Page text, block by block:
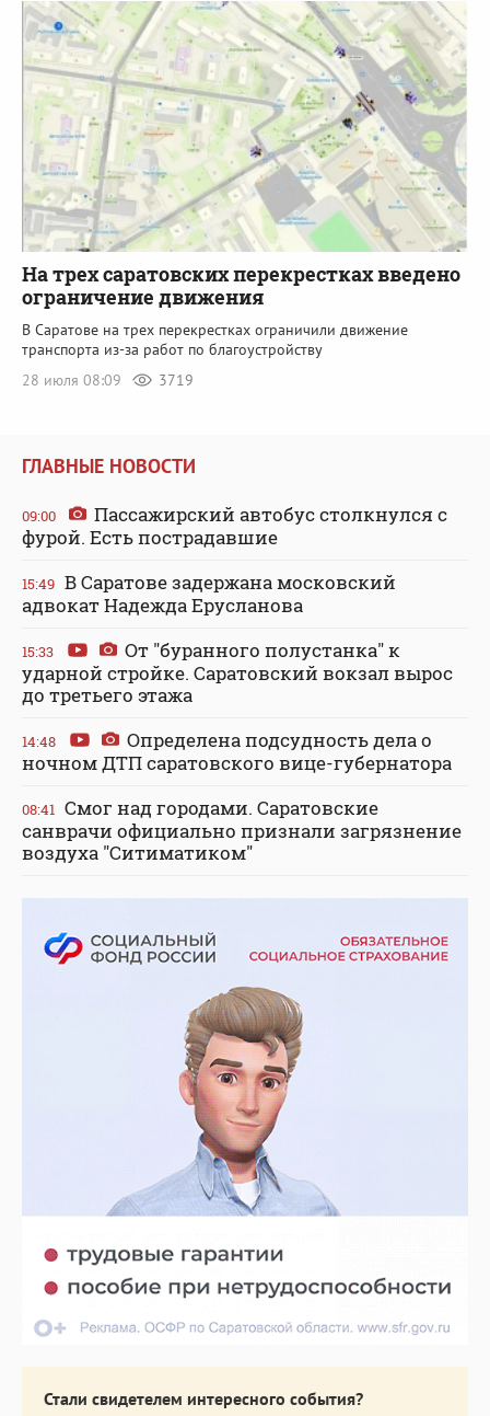
На трех саратовских перекрестках введено
ограничение движения
В Саратове на трех перекрестках ограничили движение
транспорта из-за работ по благоустройству
28 июля 08:09
3719
ГЛАВНЫЕ НОВОСТИ
09:00
Пассажирский автобус столкнулся с
фурой. Есть пострадавшие
15:49 В Саратове задержана московский
адвокат Надежда Ерусланова
15:33
От "буранного полустанка" к
ударной стройке. Саратовский вокзал вырос
до третьего этажа
14:48
Определена подсудность дела о
ночном ДТП саратовского вице-губернатора
08:41 Смог над городами. Саратовские
санврачи официально признали загрязнение
воздуха "Ситиматиком"
Стали свидетелем интересного события?